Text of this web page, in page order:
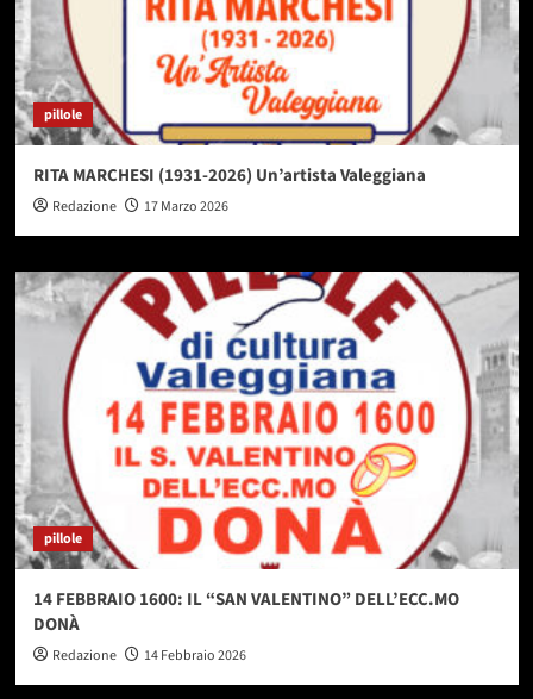
pillole
RITA MARCHESI (1931-2026) Un’artista Valeggiana
Redazione 17 Marzo 2026
pillole
14 FEBBRAIO 1600: IL “SAN VALENTINO” DELL’ECC.MO
DONÀ
Redazione 14 Febbraio 2026